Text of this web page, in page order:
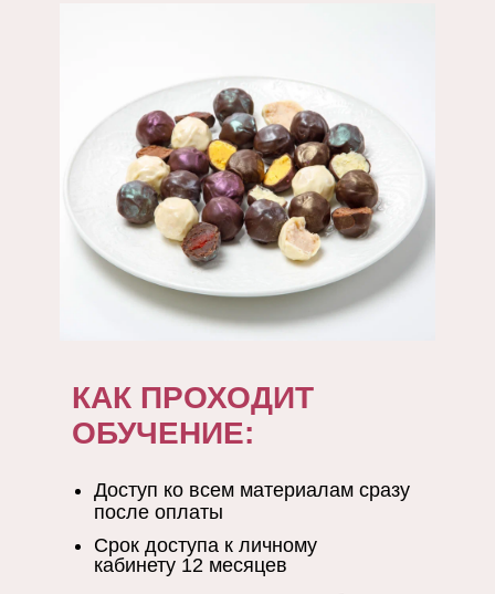
КАК ПРОХОДИТ
ОБУЧЕНИЕ:
Доступ ко всем материалам сразу
после оплаты
Срок доступа к личному
кабинету 12 месяцев